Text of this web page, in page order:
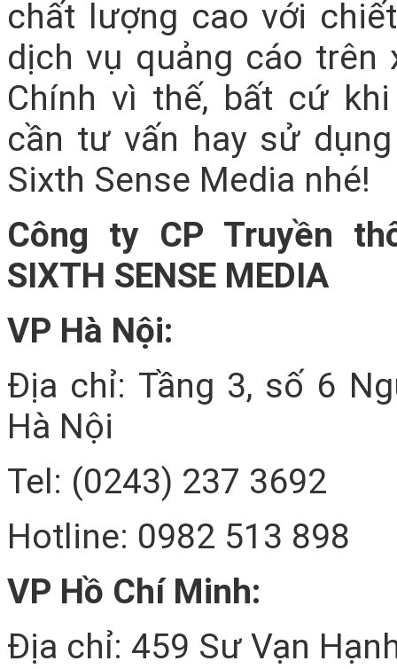
chất lượng cao với
dịch vụ quảng cáo trên
Chính vì thế, bất cứ
cần tư vấn hay sử
Sixth Sense Media nhé!
Công ty CP Truyền
SIXTH SENSE MEDIA
VP Hà Nội:
Địa chỉ: Tầng 3, số 6
Hà Nội
Tel: (0243) 237 3692
Hotline: 0982 513 898
VP Hồ Chí Minh:
Địa chỉ: 459 Sư Vạn